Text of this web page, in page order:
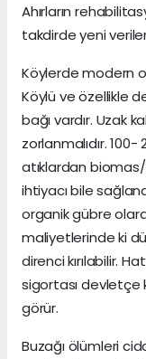
Ahırların
takdirde yeni
Köylerde modern
Köylü ve özellikle
bağı vardır. Uzak
zorlanmalıdır. 100-
atıklardan
ihtiyacı bile
organik gübre
maliyetlerinde ki
direnci kırılabilir.
sigortası devletçe
görür.
Buzağı ölümleri